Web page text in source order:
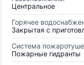
Центральное
Горячее
Закрытая с
Система
Пожарные гидранты